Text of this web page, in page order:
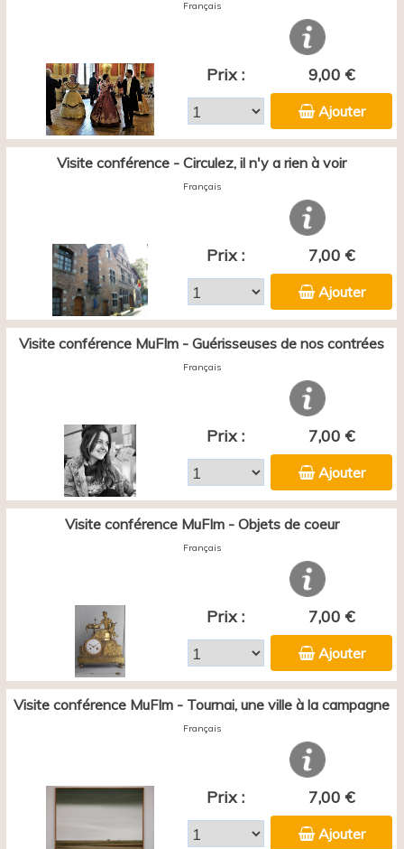
Français
Prix : 9,00 €
Ajouter
Visite conférence - Circulez, il n'y a rien à voir
Français
Prix : 7,00 €
Ajouter
Visite conférence MuFIm - Guérisseuses de nos contrées
Français
Prix : 7,00 €
Ajouter
Visite conférence MuFIm - Objets de coeur
Français
Prix : 7,00 €
Ajouter
Visite conférence MuFIm - Tournai, une ville à la campagne
Français
Prix : 7,00 €
Ajouter